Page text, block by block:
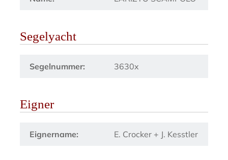
Segelyacht
Segelnummer: 3630x
Eigner
Eignername: E. Crocker + J. Kesstler